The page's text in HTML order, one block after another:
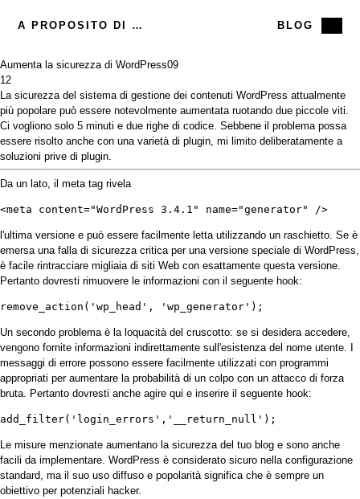
A PROPOSITO DI ME BLOG
Aumenta la sicurezza di WordPress09
12
La sicurezza del sistema di gestione dei contenuti WordPress attualmente
più popolare può essere notevolmente aumentata ruotando due piccole viti.
Ci vogliono solo 5 minuti e due righe di codice. Sebbene il problema possa
essere risolto anche con una varietà di plugin, mi limito deliberatamente a
soluzioni prive di plugin.
Da un lato, il meta tag rivela
<meta content="WordPress 3.4.1" name="generator" />
l'ultima versione e può essere facilmente letta utilizzando un raschietto. Se è
emersa una falla di sicurezza critica per una versione speciale di WordPress,
è facile rintracciare migliaia di siti Web con esattamente questa versione.
Pertanto dovresti rimuovere le informazioni con il seguente hook:
remove_action('wp_head', 'wp_generator');
Un secondo problema è la loquacità del cruscotto: se si desidera accedere,
vengono fornite informazioni indirettamente sull'esistenza del nome utente. I
messaggi di errore possono essere facilmente utilizzati con programmi
appropriati per aumentare la probabilità di un colpo con un attacco di forza
bruta. Pertanto dovresti anche agire qui e inserire il seguente hook:
add_filter('login_errors','__return_null');
Le misure menzionate aumentano la sicurezza del tuo blog e sono anche
facili da implementare. WordPress è considerato sicuro nella configurazione
standard, ma il suo uso diffuso e popolarità significa che è sempre un
obiettivo per potenziali hacker.